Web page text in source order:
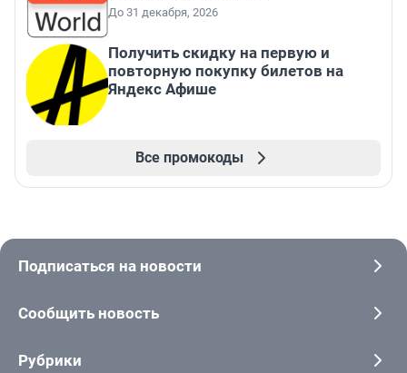
До 31 декабря, 2026
Получить скидку на первую и
повторную покупку билетов на
Яндекс Афише
Все промокоды
Подписаться на новости
Сообщить новость
Рубрики